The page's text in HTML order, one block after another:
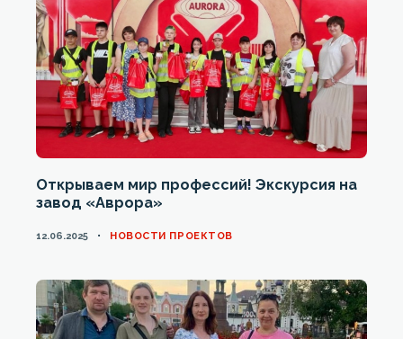
Открываем мир профессий! Экскурсия на
завод «Аврора»
12.06.2025 CATEGORIES
НОВОСТИ ПРОЕКТОВ